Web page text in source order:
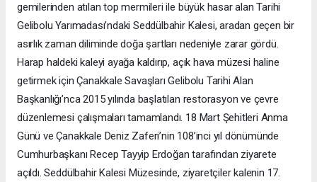
gemilerinden atılan top mermileri ile büyük hasar alan Tarihi
Gelibolu Yarımadası’ndaki Seddülbahir Kalesi, aradan geçen bir
asırlık zaman diliminde doğa şartları nedeniyle zarar gördü.
Harap haldeki kaleyi ayağa kaldırıp, açık hava müzesi haline
getirmek için Çanakkale Savaşları Gelibolu Tarihi Alan
Başkanlığı’nca 2015 yılında başlatılan restorasyon ve çevre
düzenlemesi çalışmaları tamamlandı. 18 Mart Şehitleri Anma
Günü ve Çanakkale Deniz Zaferi’nin 108’inci yıl dönümünde
Cumhurbaşkanı Recep Tayyip Erdoğan tarafından ziyarete
açıldı. Seddülbahir Kalesi Müzesinde, ziyaretçiler kalenin 17.